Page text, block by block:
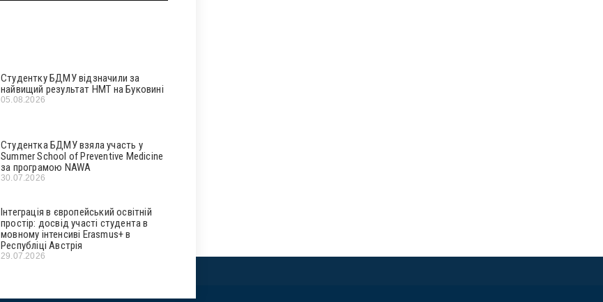
Студентку БДМУ відзначили за
найвищий результат НМТ на Буковині
05.08.2026
Студентка БДМУ взяла участь у
Summer School of Preventive Medicine
за програмою NAWA
30.07.2026
Інтеграція в європейський освітній
простір: досвід участі студента в
мовному інтенсиві Erasmus+ в
Республіці Австрія
29.07.2026